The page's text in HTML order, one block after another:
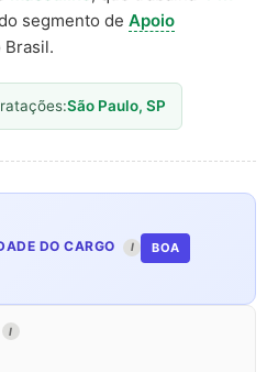
segmento de Apoio
Brasil.
São Paulo, SP
DO CARGO I BOA
I